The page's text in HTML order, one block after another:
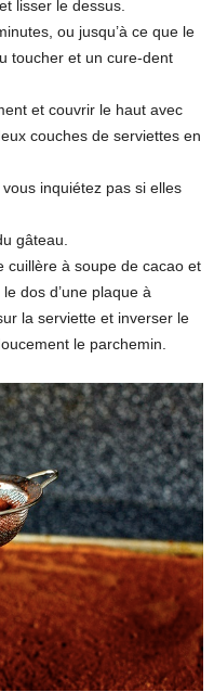
lisser le dessus.
ou jusqu’à ce que le
toucher et un cure-dent
et couvrir le haut avec
couches de serviettes en
inquiétez pas si elles
gâteau.
cuillère à soupe de cacao et
dos d’une plaque à
la serviette et inverser le
le parchemin.